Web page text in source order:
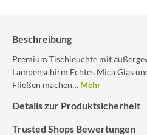
Beschreibung
Premium Tischleuchte mit
Lampenschirm Echtes Mica Glas
Fließen machen… Mehr
Details zur Produktsicherheit
Trusted Shops Bewertungen